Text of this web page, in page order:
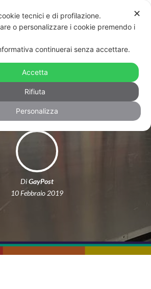
l’arcobaleno della
Porta Venezia?
DiGayPost
10 Febbraio 2019
✕
tecnici e di profilazione.
o personalizzare i cookie premendo i
continuerai senza accettare.
Accetta
Rifiuta
Personalizza